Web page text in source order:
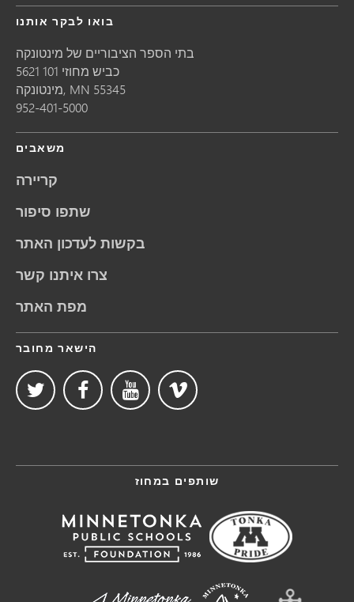
בואו לבקר אותנו
בתי הספר הציבוריים של מינטונקה
5621 כביש מחוזי 101
מינטונקה, MN 55345
952-401-5000
משאבים
קריירה
שתפו סיפור
בקשות לעדכון האתר
צרו איתנו קשר
מפת האתר
הישאר מחובר
שותפים במחוז